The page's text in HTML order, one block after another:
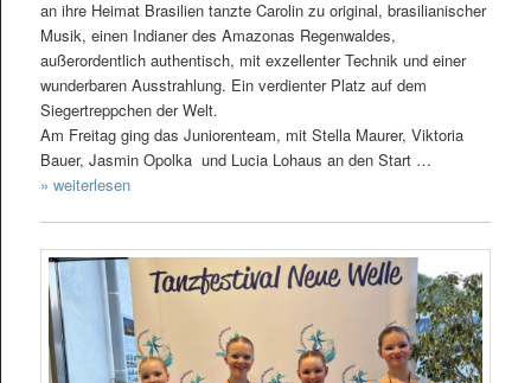
an ihre Heimat Brasilien tanzte Carolin zu original, brasilianischer
Musik, einen Indianer des Amazonas Regenwaldes,
außerordentlich authentisch, mit exzellenter Technik und einer
wunderbaren Ausstrahlung. Ein verdienter Platz auf dem
Siegertreppchen der Welt.
Am Freitag ging das Juniorenteam, mit Stella Maurer, Viktoria
Bauer, Jasmin Opolka und Lucia Lohaus an den Start …
» weiterlesen